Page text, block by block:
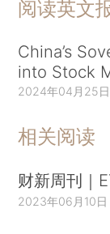
阅读英文
China’s
into Stock
2024年04月25日
相关阅读
财新周刊｜
2023年06月10日